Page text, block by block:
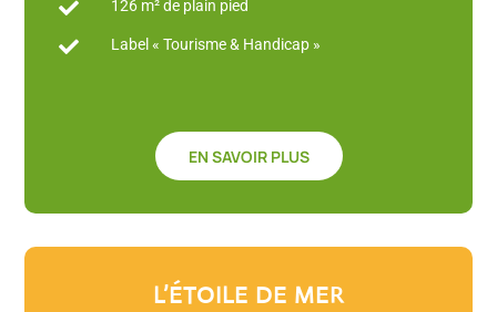
 126 m² de plain pied
 Label « Tourisme & Handicap »
EN SAVOIR PLUS
L’ÉTOILE DE MER